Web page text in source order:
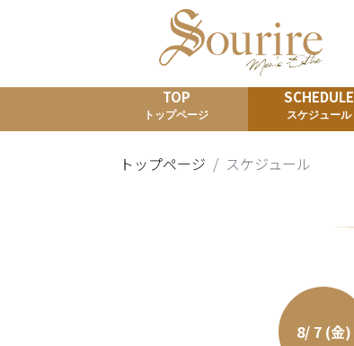
TOP
トップページ
SCHEDULE
スケジュール
トップページ スケジュール
8/ 7 (金)